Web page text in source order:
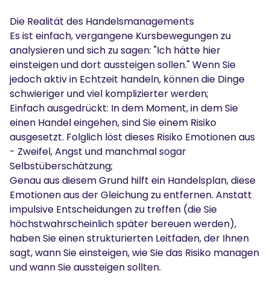
Die Realität des Handelsmanagements
Es ist einfach, vergangene Kursbewegungen zu
analysieren und sich zu sagen: "Ich hätte hier
einsteigen und dort aussteigen sollen." Wenn Sie
jedoch aktiv in Echtzeit handeln, können die Dinge
schwieriger und viel komplizierter werden;
Einfach ausgedrückt: In dem Moment, in dem Sie
einen Handel eingehen, sind Sie einem Risiko
ausgesetzt. Folglich löst dieses Risiko Emotionen aus
- Zweifel, Angst und manchmal sogar
Selbstüberschätzung;
Genau aus diesem Grund hilft ein Handelsplan, diese
Emotionen aus der Gleichung zu entfernen. Anstatt
impulsive Entscheidungen zu treffen (die Sie
höchstwahrscheinlich später bereuen werden),
haben Sie einen strukturierten Leitfaden, der Ihnen
sagt, wann Sie einsteigen, wie Sie das Risiko managen
und wann Sie aussteigen sollten.